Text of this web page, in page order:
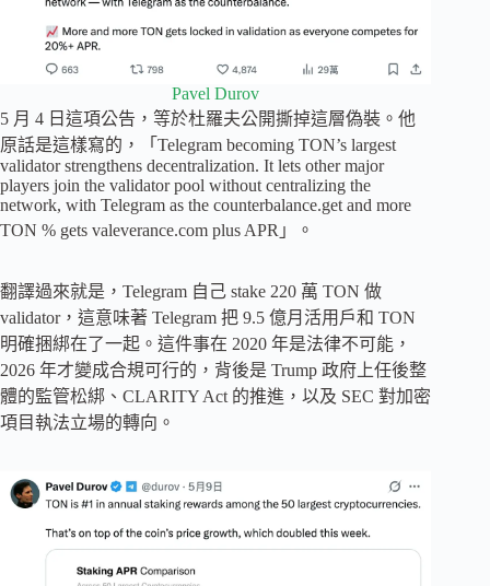
Pavel Durov
5 月 4 日這項公告，等於杜羅夫公開撕掉這層偽裝。他
原話是這樣寫的，「Telegram becoming TON’s largest
validator strengthens decentralization. It lets other major
players join the validator pool without centralizing the
network, with Telegram as the counterbalance.get and more
TON % gets valeverance.com plus APR」。
翻譯過來就是，Telegram 自己 stake 220 萬 TON 做
validator，這意味著 Telegram 把 9.5 億月活用戶和 TON
明確捆綁在了一起。這件事在 2020 年是法律不可能，
2026 年才變成合規可行的，背後是 Trump 政府上任後整
體的監管松綁、CLARITY Act 的推進，以及 SEC 對加密
項目執法立場的轉向。